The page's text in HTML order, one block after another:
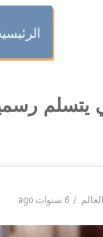
يتسلم
6 سنوات ago